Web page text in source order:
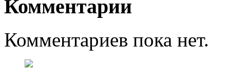
Комментарии
Комментариев пока нет.